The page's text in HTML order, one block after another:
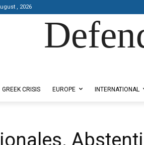
, 2026
GREEK CRISIS EUROPE INTERNATIONAL